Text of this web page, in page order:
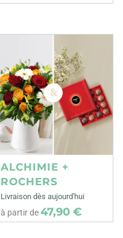
ALCHIMIE +
ROCHERS
Livraison dès aujourd'hui
à partir de47,90 €